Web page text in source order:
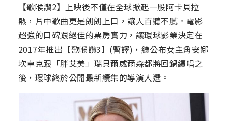
【歌喉讚2】上映後不僅在全球掀起一股阿卡貝拉
熱，片中歌曲更是朗朗上口，讓人百聽不膩。電影
超強的口碑跟絕佳的票房實力，讓環球影業決定在
2017年推出【歌喉讚3】(暫譯)，繼公布女主角安娜
坎卓克跟「胖艾美」瑞貝爾威爾森都將回鍋續唱之
後，環球終於公開最新續集的導演人選。